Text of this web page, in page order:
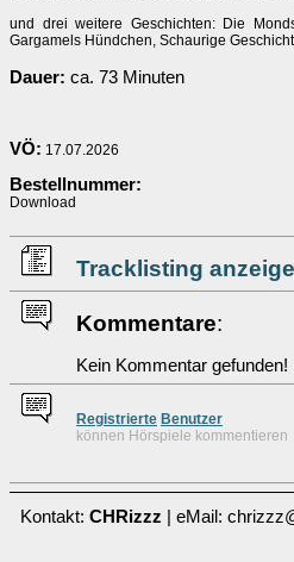
und drei weitere Geschichten: Die
Gargamels Hündchen, Schaurige
Dauer: ca. 73 Minuten
VÖ: 17.07.2026
Bestellnummer:
Download
Tracklisting
Kommentare:
Kein Kommentar gefunden!
Registrierte Benutzer
können Hörspiele kommentieren
Kontakt: CHRizzz | eMail: